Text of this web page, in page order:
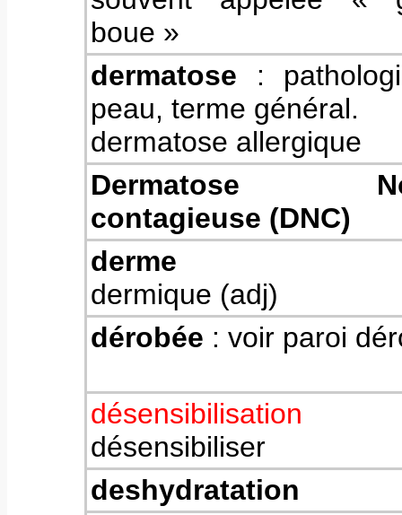
boue »
dermatose :
peau, terme général.
dermatose allergique
Dermatose
contagieuse (DNC)
derme
dermique (adj)
dérobée : voir paroi
désensibilisation
désensibiliser
deshydratation